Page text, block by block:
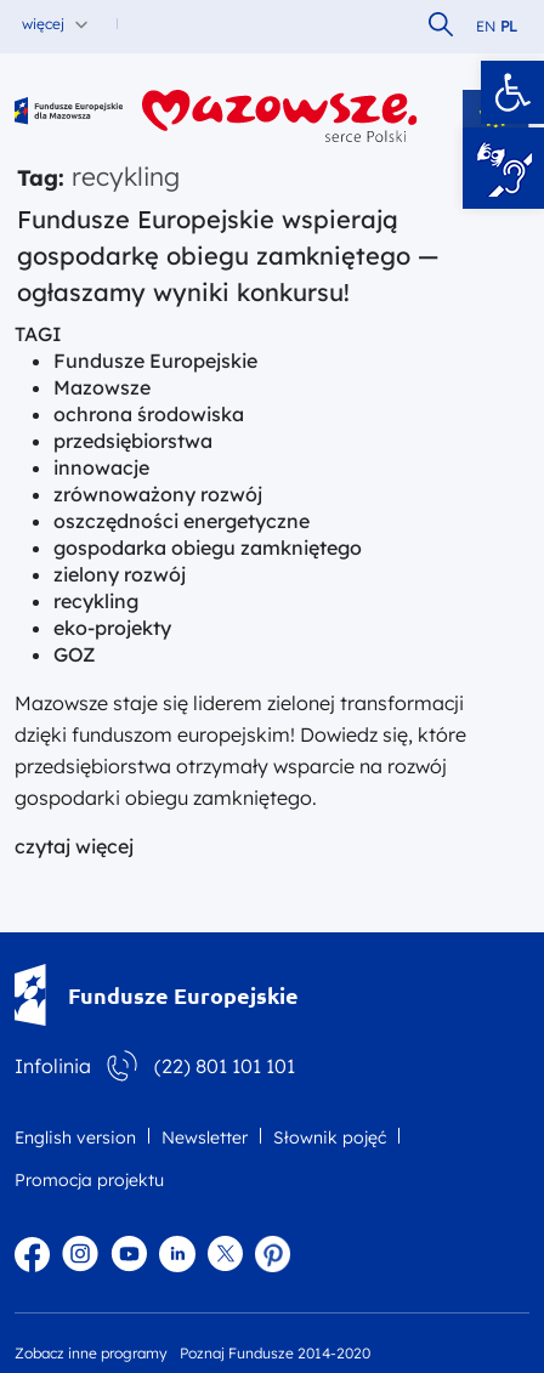
więcej Szukaj w
EN PL
Fundusze Europejskie dla Mazowsza
Tag: recykling
Fundusze Europejskie wspierają
gospodarkę obiegu zamkniętego —
ogłaszamy wyniki konkursu!
TAGI
Fundusze Europejskie
Mazowsze
ochrona środowiska
przedsiębiorstwa
innowacje
zrównoważony rozwój
oszczędności energetyczne
gospodarka obiegu zamkniętego
zielony rozwój
recykling
eko-projekty
GOZ
Mazowsze staje się liderem zielonej transformacji
dzięki funduszom europejskim! Dowiedz się, które
przedsiębiorstwa otrzymały wsparcie na rozwój
gospodarki obiegu zamkniętego.
czytaj więcej
Fundusze Europejskie
Infolinia (22) 801 101 101
English version Newsletter
Słownik pojęć
Promocja projektu
FacebookInstagram
YouTubeLinkedintwitterPinterest
Zobacz inne programy Poznaj Fundusze 2014-2020